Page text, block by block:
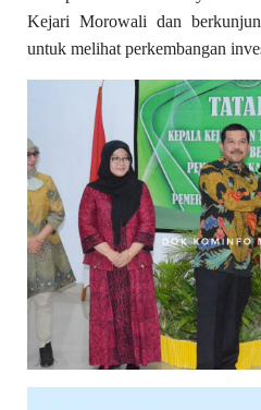
Kejari Morowali dan
untuk melihat perkembangan